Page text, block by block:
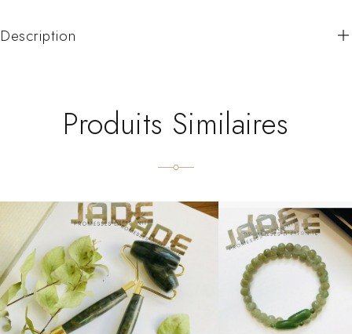
Description
Produits Similaires